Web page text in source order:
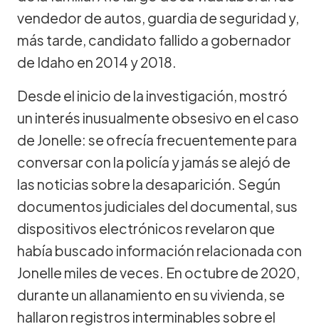
vendedor de autos, guardia de seguridad y,
más tarde, candidato fallido a gobernador
de Idaho en 2014 y 2018.
Desde el inicio de la investigación, mostró
un interés inusualmente obsesivo en el caso
de Jonelle: se ofrecía frecuentemente para
conversar con la policía y jamás se alejó de
las noticias sobre la desaparición. Según
documentos judiciales del documental, sus
dispositivos electrónicos revelaron que
había buscado información relacionada con
Jonelle miles de veces. En octubre de 2020,
durante un allanamiento en su vivienda, se
hallaron registros interminables sobre el